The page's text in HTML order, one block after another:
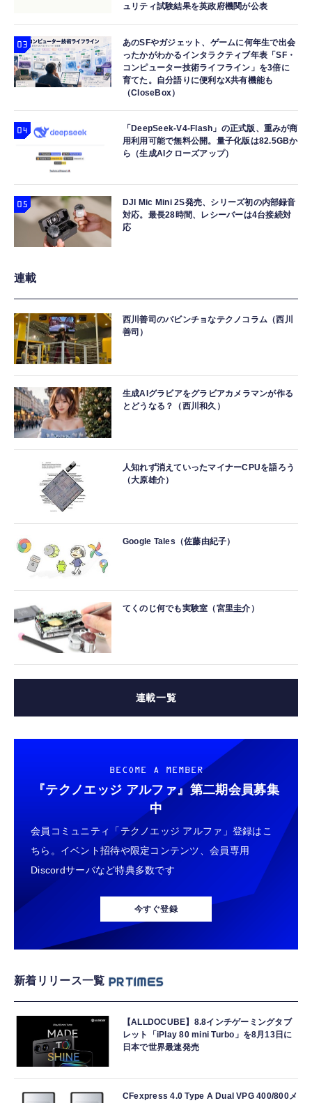
ュリティ試験結果を英政府機関が公表
あのSFやガジェット、ゲームに何年生で出会
ったかがわかるインタラクティブ年表「SF・
コンピューター技術ライフライン」を3倍に
育てた。自分語りに便利なX共有機能も
（CloseBox）
「DeepSeek-V4-Flash」の正式版、重みが商
用利用可能で無料公開。量子化版は82.5GBか
ら（生成AIクローズアップ）
DJI Mic Mini 2S発売、シリーズ初の内部録音
対応。最長28時間、レシーバーは4台接続対
応
連載
西川善司のバビンチョなテクノコラム（西川
善司）
生成AIグラビアをグラビアカメラマンが作る
とどうなる？（西川和久）
人知れず消えていったマイナーCPUを語ろう
（大原雄介）
Google Tales（佐藤由紀子）
てくのじ何でも実験室（宮里圭介）
連載一覧
BECOME A MEMBER
『テクノエッジ アルファ』 第二期会員募集
中
会員コミュニティ「テクノエッジ アルファ」登録はこ
ちら。イベント招待や限定コンテンツ、会員専用
Discordサーバなど特典多数です
今すぐ登録
新着リリース一覧
【ALLDOCUBE】8.8インチゲーミングタブ
レット「iPlay 80 mini Turbo」を8月13日に
日本で世界最速発売
CFexpress 4.0 Type A Dual VPG 400/800メ